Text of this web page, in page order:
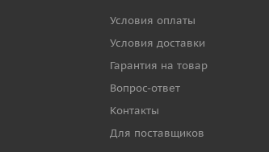
Условия оплаты
Условия доставки
Гарантия на товар
Вопрос-ответ
Контакты
Для поставщиков